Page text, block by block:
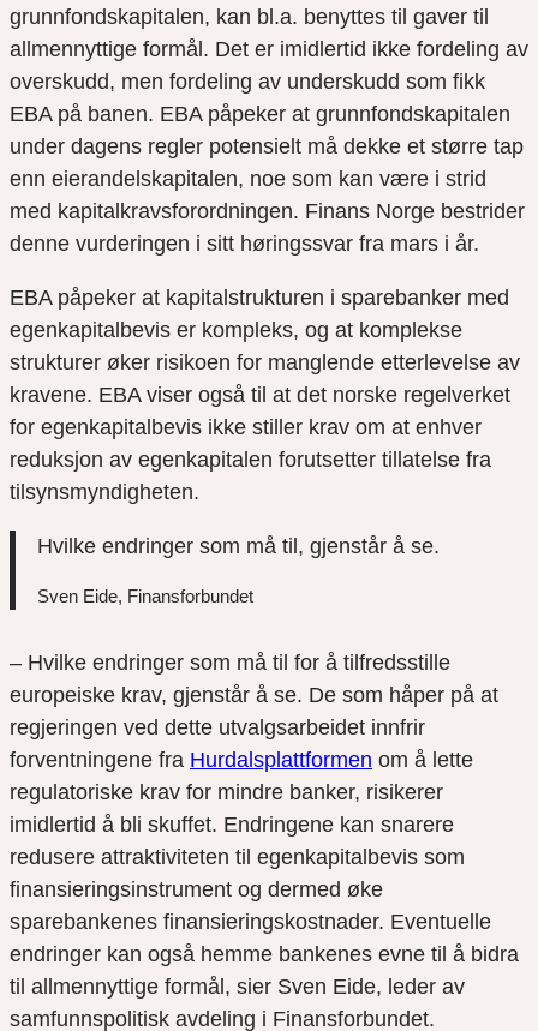
grunnfondskapitalen, kan bl.a. benyttes til gaver til
allmennyttige formål. Det er imidlertid ikke fordeling av
overskudd, men fordeling av underskudd som fikk
EBA på banen. EBA påpeker at grunnfondskapitalen
under dagens regler potensielt må dekke et større tap
enn eierandelskapitalen, noe som kan være i strid
med kapitalkravsforordningen. Finans Norge bestrider
denne vurderingen i sitt høringssvar fra mars i år.
EBA påpeker at kapitalstrukturen i sparebanker med
egenkapitalbevis er kompleks, og at komplekse
strukturer øker risikoen for manglende etterlevelse av
kravene. EBA viser også til at det norske regelverket
for egenkapitalbevis ikke stiller krav om at enhver
reduksjon av egenkapitalen forutsetter tillatelse fra
tilsynsmyndigheten.
Hvilke endringer som må til, gjenstår å se.
Sven Eide, Finansforbundet
– Hvilke endringer som må til for å tilfredsstille
europeiske krav, gjenstår å se. De som håper på at
regjeringen ved dette utvalgsarbeidet innfrir
forventningene fra Hurdalsplattformen om å lette
regulatoriske krav for mindre banker, risikerer
imidlertid å bli skuffet. Endringene kan snarere
redusere attraktiviteten til egenkapitalbevis som
finansieringsinstrument og dermed øke
sparebankenes finansieringskostnader. Eventuelle
endringer kan også hemme bankenes evne til å bidra
til allmennyttige formål, sier Sven Eide, leder av
samfunnspolitisk avdeling i Finansforbundet.